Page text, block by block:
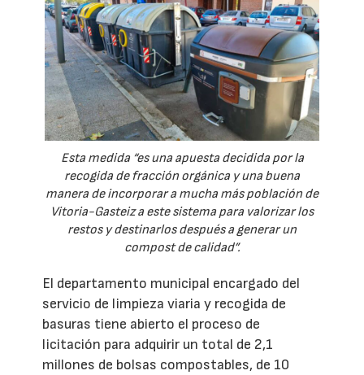
Esta medida “es una apuesta decidida por la
recogida de fracción orgánica y una buena
manera de incorporar a mucha más población de
Vitoria-Gasteiz a este sistema para valorizar los
restos y destinarlos después a generar un
compost de calidad”.
El departamento municipal encargado del
servicio de limpieza viaria y recogida de
basuras tiene abierto el proceso de
licitación para adquirir un total de 2,1
millones de bolsas compostables, de 10